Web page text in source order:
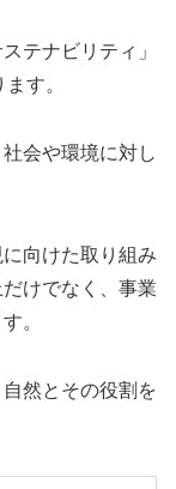
テナビリティ」
す。
会や環境に対し
向けた取り組み
けでなく、事業
。
然とその役割を